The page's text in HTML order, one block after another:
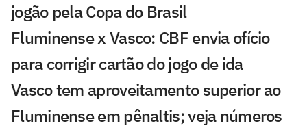
jogão pela Copa do Brasil
Fluminense x Vasco: CBF envia ofício
para corrigir cartão do jogo de ida
Vasco tem aproveitamento superior ao
Fluminense em pênaltis; veja números